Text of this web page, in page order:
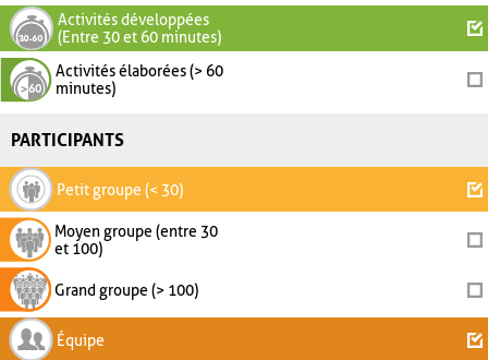
Activités développées
(Entre 30 et 60 minutes)
Activités élaborées (> 60
minutes)
PARTICIPANTS
Petit groupe (< 30)
Moyen groupe (entre 30
et 100)
Grand groupe (> 100)
Équipe